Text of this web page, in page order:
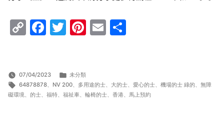
CopyFacebook
Twitter
Pinterest
Email
07/04/2023
分
類:
未分類
標
籤:
64878878、 NV 200、 多用途的士、 大的士、 愛心的士、 機場的士 綠的、 無障
礙環境、 的士、 福特、 福祉車、 輪椅的士、 香港、 馬上預約